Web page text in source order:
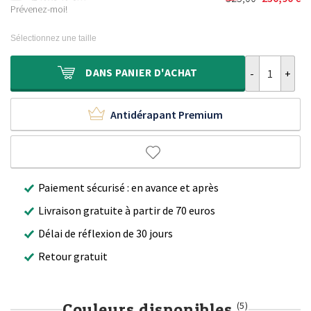
était :
est :
Prévenez-moi! Le
325,00 €.
Le
230,90 €.
Sélectionnez une taille
DANS PANIER D'ACHAT
Antidérapant Premium
Paiement sécurisé : en avance et après
Livraison gratuite à partir de 70 euros
Délai de réflexion de 30 jours
Retour gratuit
(5)